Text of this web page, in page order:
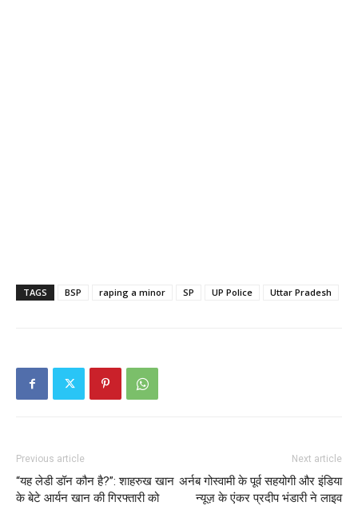
TAGS BSP raping a minor SP UP Police Uttar Pradesh
Previous article
“यह लेडी डॉन कौन है?”: शाहरुख खान
के बेटे आर्यन खान की गिरफ्तारी को
Next article
अर्नब गोस्वामी के पूर्व सहयोगी और इंडिया
न्यूज़ के एंकर प्रदीप भंडारी ने लाइव